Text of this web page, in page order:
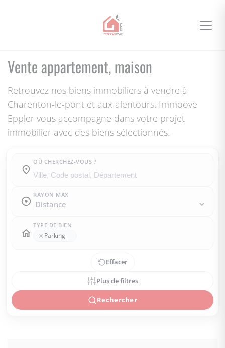
Vente appartement, maison
Retrouvez nos biens immobiliers à vendre à
Charenton-le-pont et aux alentours. Immoove
Eppler vous accompagne dans votre projet
immobilier avec des biens sélectionnés.
OÙ CHERCHEZ-VOUS ?
RAYON MAX
TYPE DE BIEN
× Parking
Effacer
Plus de filtres
Rechercher